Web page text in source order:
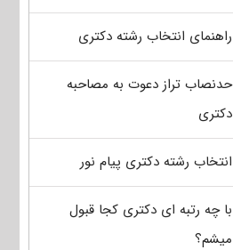
راهنمای انتخاب رشته دکتری
حدنصاب تراز دعوت به مصاحبه
دکتری
انتخاب رشته دکتری پیام نور
با چه رتبه ای دکتری کجا قبول
میشم؟